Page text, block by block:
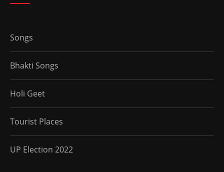
Songs
Bhakti Songs
Holi Geet
Tourist Places
UP Election 2022